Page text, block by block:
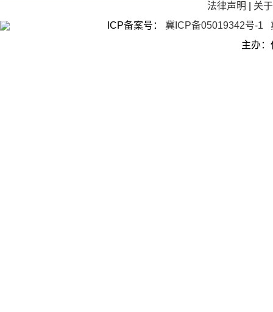
法律声明
关
ICP备案号：
冀ICP备05019342号-1
主办